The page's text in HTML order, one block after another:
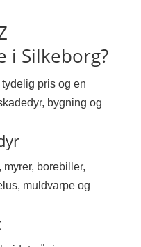
i Silkeborg?
pris og en
bygning og
borebiller,
muldvarpe og